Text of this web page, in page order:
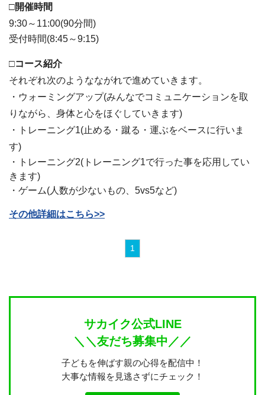
□開催時間
9:30～11:00(90分間)
受付時間(8:45～9:15)
□コース紹介
それぞれ次のようなながれで進めていきます。
・ウォーミングアップ(みんなでコミュニケーションを取
りながら、身体と心をほぐしていきます)
・トレーニング1(止める・蹴る・運ぶをベースに行いま
す)
・トレーニング2(トレーニング1で行った事を応用してい
きます)
・ゲーム(人数が少ないもの、5vs5など)
その他詳細はこちら>>
1
サカイク公式LINE
＼＼友だち募集中／／
子どもを伸ばす親の心得を配信中！
大事な情報を見逃さずにチェック！